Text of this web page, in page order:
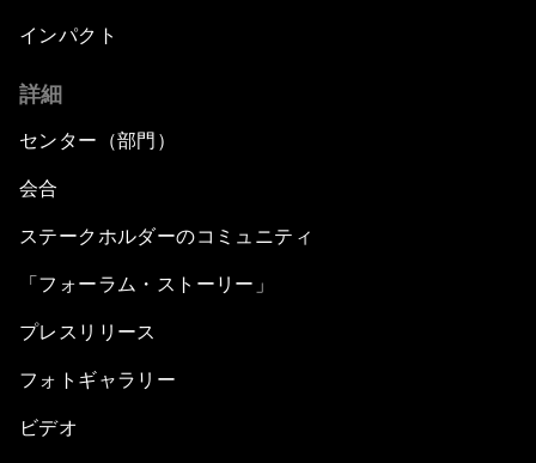
インパクト
詳細
センター（部門）
会合
ステークホルダーのコミュニティ
「フォーラム・ストーリー」
プレスリリース
フォトギャラリー
ビデオ